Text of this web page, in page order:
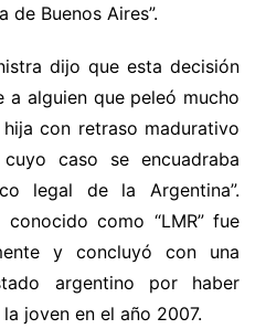
Buenos Aires”.
dijo que esta decisión
a alguien que peleó mucho
con retraso madurativo
caso se encuadraba
legal de la Argentina”.
como “LMR” fue
y concluyó con una
argentino por haber
joven en el año 2007.